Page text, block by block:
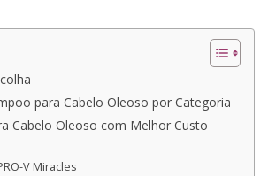
para Cabelo Oleoso por Categoria
Cabelo Oleoso com Melhor Custo
V Miracles